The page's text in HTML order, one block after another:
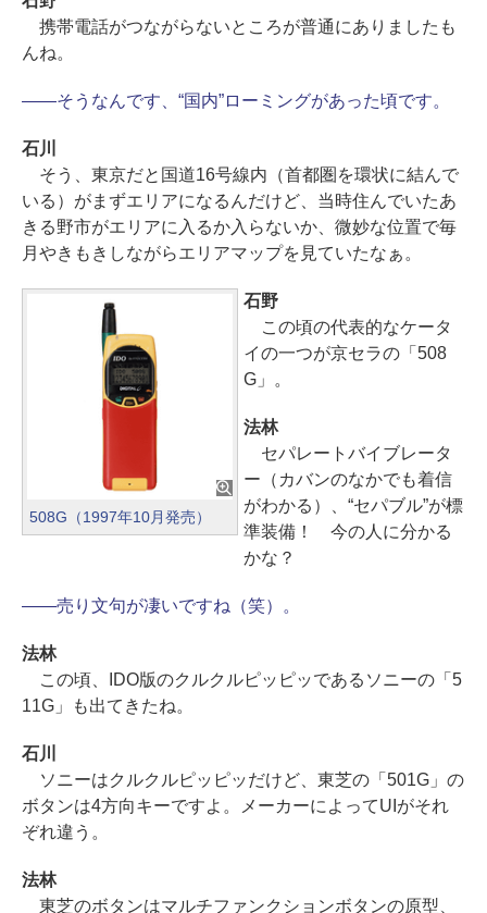
携帯電話がつながらないところが普通にありましたも
んね。
――そうなんです、“国内”ローミングがあった頃です。
石川
そう、東京だと国道16号線内（首都圏を環状に結んで
いる）がまずエリアになるんだけど、当時住んでいたあ
きる野市がエリアに入るか入らないか、微妙な位置で毎
月やきもきしながらエリアマップを見ていたなぁ。
508G（1997年10月発売）
石野
この頃の代表的なケータ
イの一つが京セラの「508
G」。
法林
セパレートバイブレータ
ー（カバンのなかでも着信
がわかる）、“セパブル”が標
準装備！ 今の人に分かる
かな？
――売り文句が凄いですね（笑）。
法林
この頃、IDO版のクルクルピッピッであるソニーの「5
11G」も出てきたね。
石川
ソニーはクルクルピッピッだけど、東芝の「501G」の
ボタンは4方向キーですよ。メーカーによってUIがそれ
ぞれ違う。
法林
東芝のボタンはマルチファンクションボタンの原型、